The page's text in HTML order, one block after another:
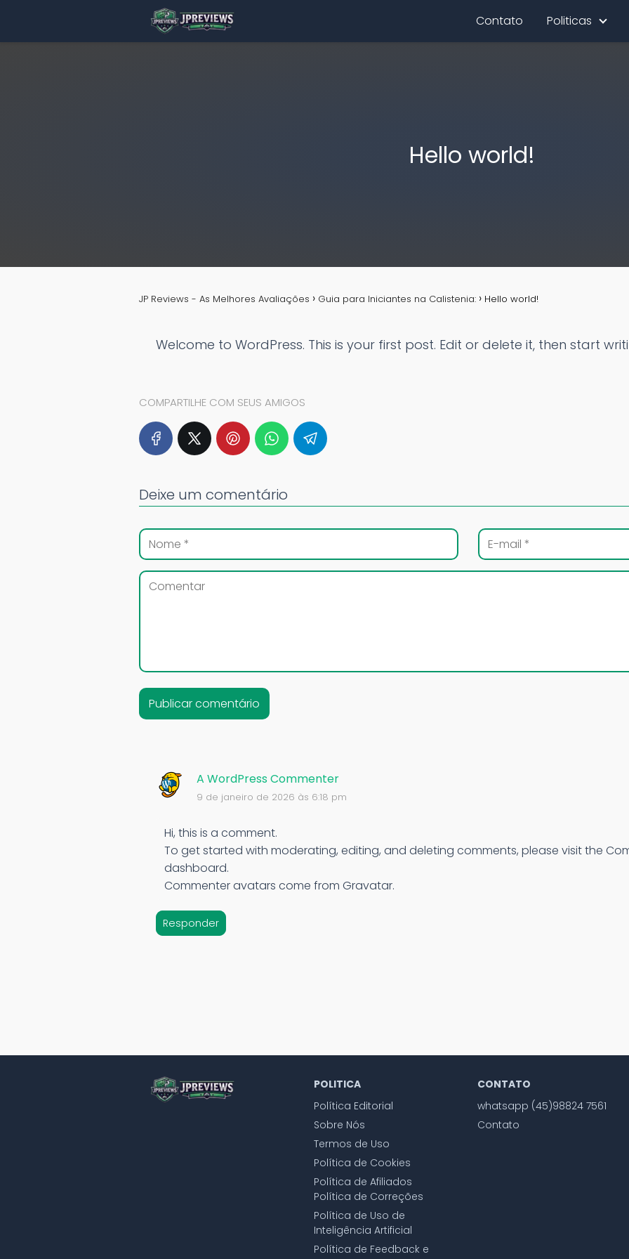
Contato Politicas
Hello world!
JP Reviews - As Melhores Avaliações Guia para Iniciantes na Calistenia: Hello world!
Welcome to WordPress. This is your first post. Edit or delete it, then start
COMPARTILHE COM SEUS AMIGOS
A WordPress Commenter
9 de janeiro de 2026 às 6:18 pm
Hi, this is a comment.
To get started with moderating, editing, and deleting comments, please visit the
dashboard.
Commenter avatars come from Gravatar.
Responder
Deixe um comentário
POLITICA
Política Editorial
Sobre Nós
Termos de Uso
Política de Cookies
Política de Afiliados
Política de Correções
Política de Uso de
Inteligência Artificial
Política de Feedback e
CONTATO
whatsapp (45)98824 7561
Contato